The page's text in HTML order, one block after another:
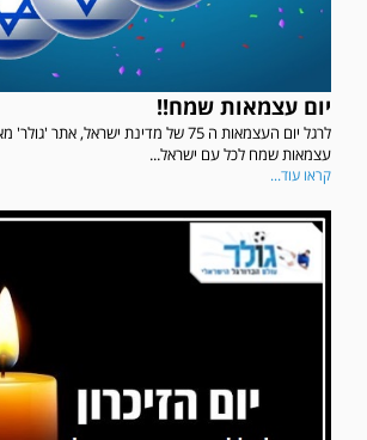
יום עצמאות שמח!!
לרגל יום העצמאות ה 75 של מדינת ישראל,
עצמאות שמח לכל עם ישראל...
קראו עוד...